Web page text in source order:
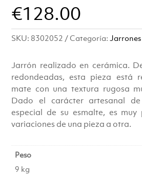
€128.00
SKU: 8302052 Categoría:Jarrones
Jarrón realizado en cerámica.
redondeadas, esta pieza está
mate con una textura rugosa
Dado el carácter artesanal
especial de su esmalte, es muy
variaciones de una pieza a otra.
Peso
9 kg